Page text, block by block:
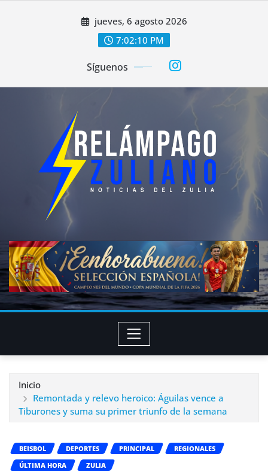
jueves, 6 agosto 2026
7:02:12 PM
Síguenos
Inicio
Remontada y relevo heroico: Águilas vence a
Tiburones y suma su primer triunfo de la semana
BEISBOL DEPORTES PRINCIPAL
REGIONALES
ÚLTIMA HORA
ZULIA